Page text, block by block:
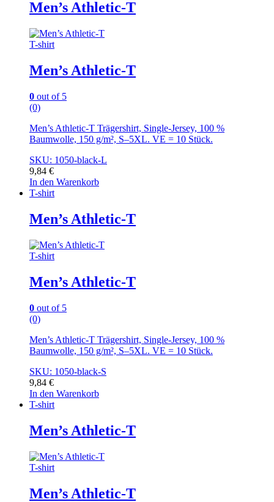
Men’s Athletic-T
T-shirt
Men’s Athletic-T
0 out of 5
(0)
Men’s Athletic-T Trägershirt, Single-Jersey, 100 %
Baumwolle, 150 g/m², S–5XL. VE = 10 Stück.
SKU: 1050-black-L
9,84 €
In den Warenkorb
T-shirt
Men’s Athletic-T
T-shirt
Men’s Athletic-T
0 out of 5
(0)
Men’s Athletic-T Trägershirt, Single-Jersey, 100 %
Baumwolle, 150 g/m², S–5XL. VE = 10 Stück.
SKU: 1050-black-S
9,84 €
In den Warenkorb
T-shirt
Men’s Athletic-T
T-shirt
Men’s Athletic-T